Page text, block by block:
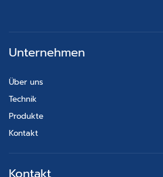
Unternehmen
Über uns
Technik
Produkte
Kontakt